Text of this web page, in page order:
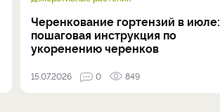
Черенкование гортензий в июле:
пошаговая инструкция по
укоренению черенков
15.07.2026 0 849